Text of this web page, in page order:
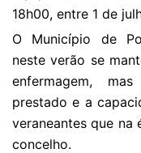
18h00, entre 1 de
O Município de
neste verão se
enfermagem,
prestado e a
veraneantes que na
concelho.